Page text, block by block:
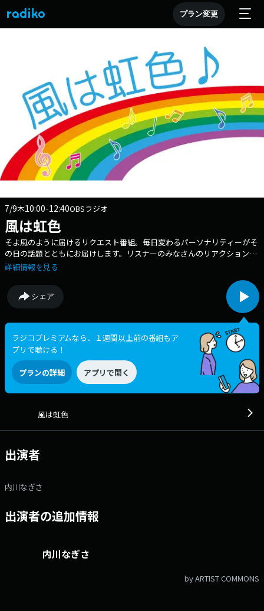
プラン変更
7/9木10:00-12:40OBSラジオ
風は虹色
そよ風のように届けるリクエスト番組。毎日変わるパーソナリティーがそ
の日の話題とともにお届けします。リスナーのみなさんのリアクション
は、SNSのXで#obsnijiをつけてつぶやいてください。11時台のスクエアリ
るリクエストコーナーは、12時台のNTT西日本デイリーカフェ。
詳細情報を見る
シェア
ラジコプレミアムなら、１週間以上前の番組もア
プリで聴ける！
プランの詳細 アプリで開く
風は虹色
出演者
内川なぎさ
出演者の追加情報
内川なぎさ
by ARTIST COMMONS